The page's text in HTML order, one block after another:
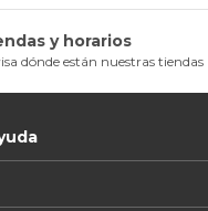
y horarios
dónde están nuestras tiendas